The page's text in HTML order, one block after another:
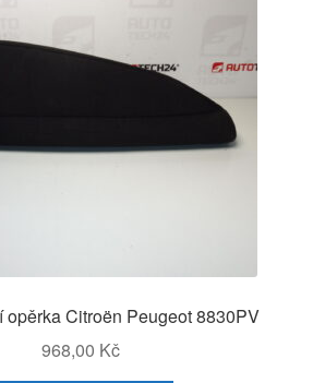
opěrka Citroën Peugeot 8830PV
968,00 Kč